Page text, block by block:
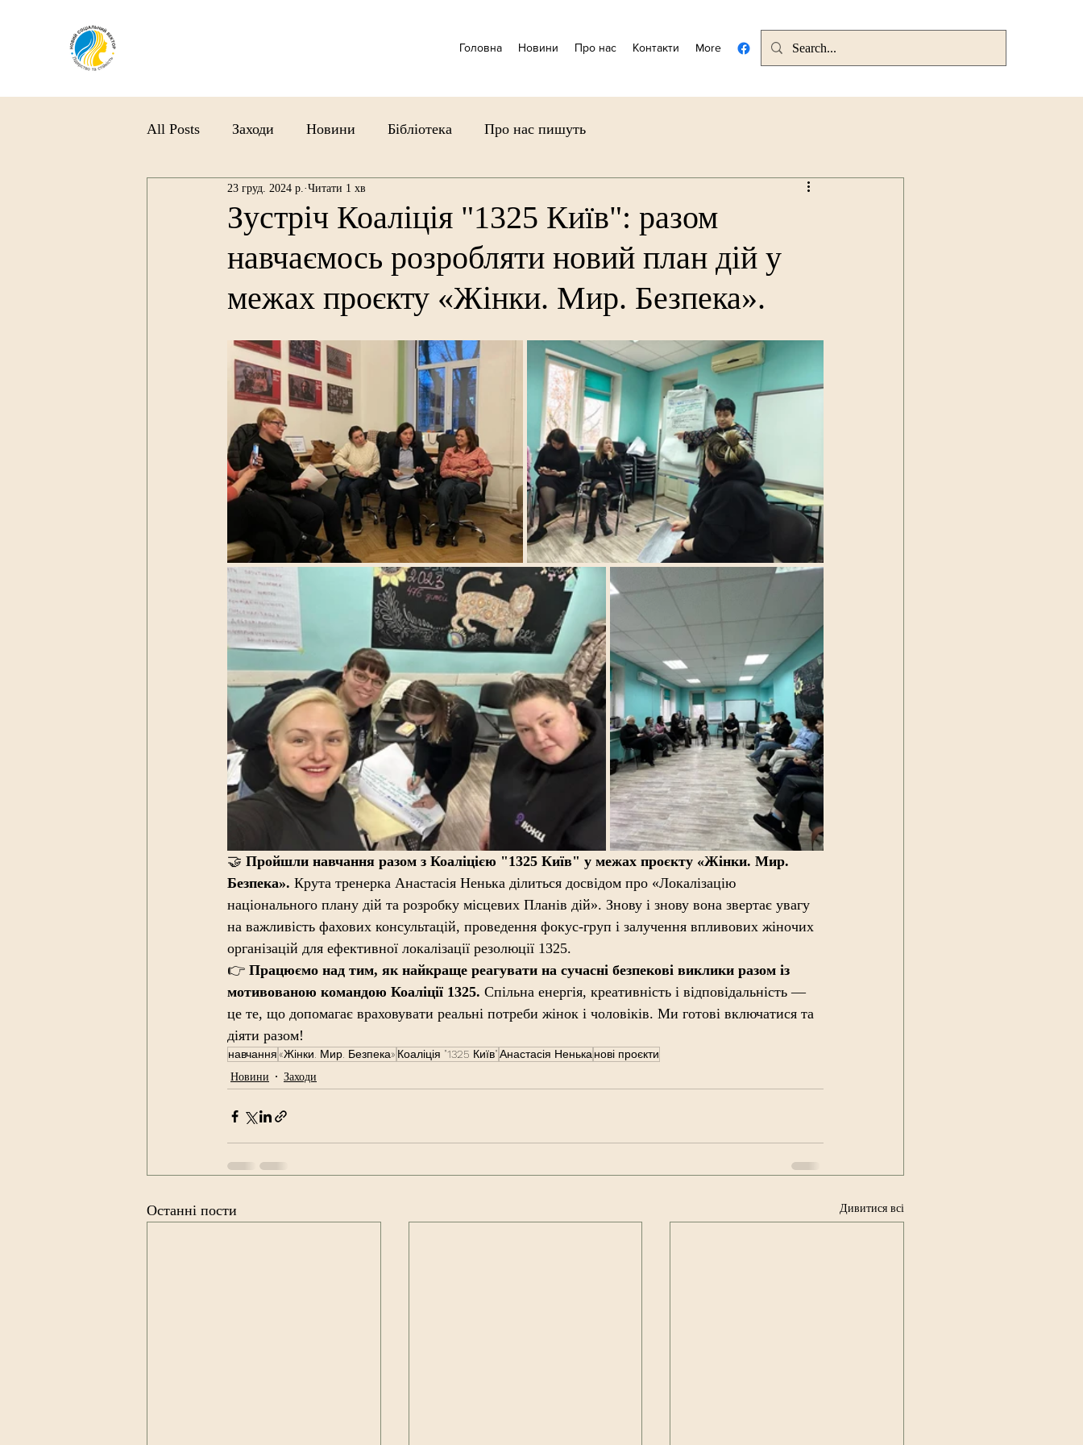
Головна Новини Про нас Контакти More
All Posts Заходи Новини Бібліотека Про нас пишуть
Зустріч Коаліція "1325 Київ": pазом
навчаємось розробляти новий план дій у
межах проєкту «Жінки. Мир. Безпека».
23 груд. 2024 р. Читати 1 хв
🤝 Пройшли навчання разом з Коаліцією "1325 Київ" у межах проєкту «Жінки. Мир.
Безпека». Крута тренерка Анастасія Ненька ділиться досвідом про «Локалізацію
національного плану дій та розробку місцевих Планів дій». Знову і знову вона звертає увагу
на важливість фахових консультацій, проведення фокус-груп і залучення впливових жіночих
організацій для ефективної локалізації резолюції 1325.
👉 Працюємо над тим, як найкраще реагувати на сучасні безпекові виклики разом із
мотивованою командою Коаліції 1325. Спільна енергія, креативність і відповідальність —
це те, що допомагає враховувати реальні потреби жінок і чоловіків. Ми готові включатися та
діяти разом!
навчання«Жінки. Мир. Безпека» Коаліція "1325 Київ"Анастасія Неньканові проєкти
Новини Заходи
Останні пости Дивитися всі